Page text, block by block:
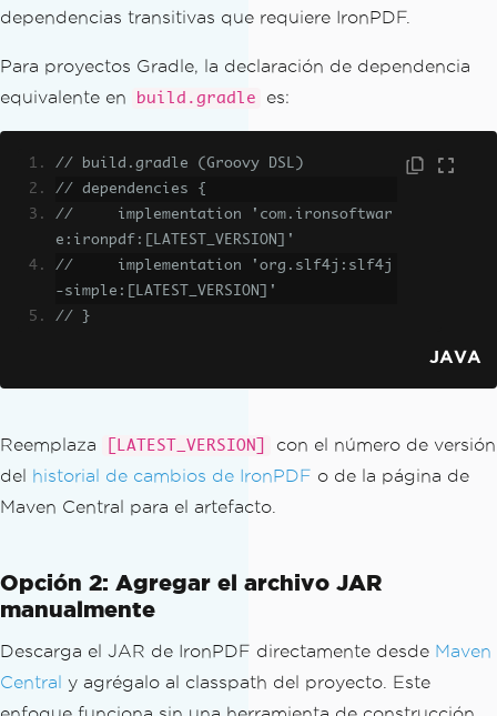
dependencias transitivas que requiere IronPDF.
Para proyectos Gradle, la declaración de dependencia
equivalente en
build.gradle es:
// build.gradle (Groovy DSL)
// dependencies {
//     implementation 'com.ironsoftwar
e:ironpdf:[LATEST_VERSION]'
//     implementation 'org.slf4j:slf4j
-simple:[LATEST_VERSION]'
// }
JAVA
Reemplaza [LATEST_VERSION]
con el número de versión
del historial de cambios de IronPDF o de la página de
Maven Central para el artefacto.
Opción 2: Agregar el archivo JAR
manualmente
Descarga el JAR de IronPDF directamente desde Maven
Central y agrégalo al classpath del proyecto. Este